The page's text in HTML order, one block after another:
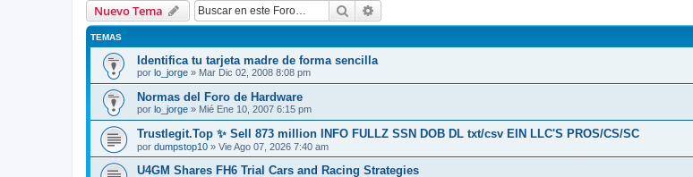
Nuevo Tema Buscar
TEMAS
Identifica tu tarjeta madre de forma sencilla
por lo_jorge » Mar Dic 02, 2008 8:08 pm
Normas del Foro de Hardware
por lo_jorge » Mié Ene 10, 2007 6:15 pm
Trustlegit.Top ✨ Sell 873 million INFO FULLZ SSN DOB DL txt/csv EIN LLC'S PROS/CS/SC
por dumpstop10 » Vie Ago 07, 2026 7:40 am
U4GM Shares FH6 Trial Cars and Racing Strategies